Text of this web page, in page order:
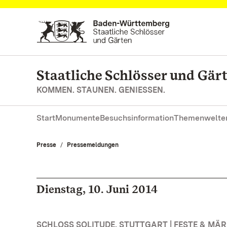
Zum Hauptinhalt springen
Staatliche Schlösser und
KOMMEN. STAUNEN. GENIESSEN.
StartMonumenteBesuchsinformation
Presse Pressemeldungen
Dienstag, 10. Juni 2014
SCHLOSS SOLITUDE, STUTTGART | FESTE &